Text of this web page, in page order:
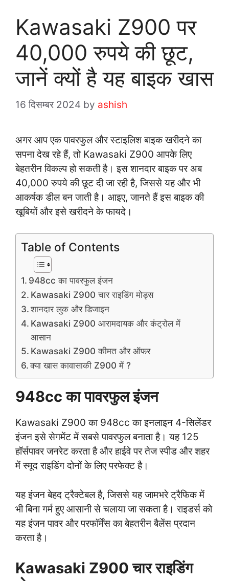
Kawasaki Z900 पर
40,000 रुपये की छूट,
जानें क्यों है यह बाइक खास
16 दिसम्बर 2024 by ashish
अगर आप एक पावरफुल और स्टाइलिश बाइक खरीदने का
सपना देख रहे हैं, तो Kawasaki Z900 आपके लिए
बेहतरीन विकल्प हो सकती है। इस शानदार बाइक पर अब
40,000 रुपये की छूट दी जा रही है, जिससे यह और भी
आकर्षक डील बन जाती है। आइए, जानते हैं इस बाइक की
खूबियों और इसे खरीदने के फायदे।
Table of Contents
948cc का पावरफुल इंजन
Kawasaki Z900 चार राइडिंग मोड्स
शानदार लुक और डिजाइन
Kawasaki Z900 आरामदायक और कंट्रोल में
आसान
Kawasaki Z900 कीमत और ऑफर
क्या खास कावासाकी Z900 में ?
948cc का पावरफुल इंजन
Kawasaki Z900 का 948cc का इनलाइन 4-सिलेंडर
इंजन इसे सेगमेंट में सबसे पावरफुल बनाता है। यह 125
हॉर्सपावर जनरेट करता है और हाईवे पर तेज स्पीड और शहर
में स्मूद राइडिंग दोनों के लिए परफेक्ट है।
यह इंजन बेहद ट्रैक्टेबल है, जिससे यह जामभरे ट्रैफिक में
भी बिना गर्म हुए आसानी से चलाया जा सकता है। राइडर्स को
यह इंजन पावर और परफॉर्मेंस का बेहतरीन बैलेंस प्रदान
करता है।
Kawasaki Z900 चार राइडिंग